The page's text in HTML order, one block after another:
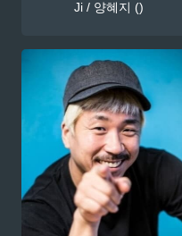
Ji / 양혜지 ()